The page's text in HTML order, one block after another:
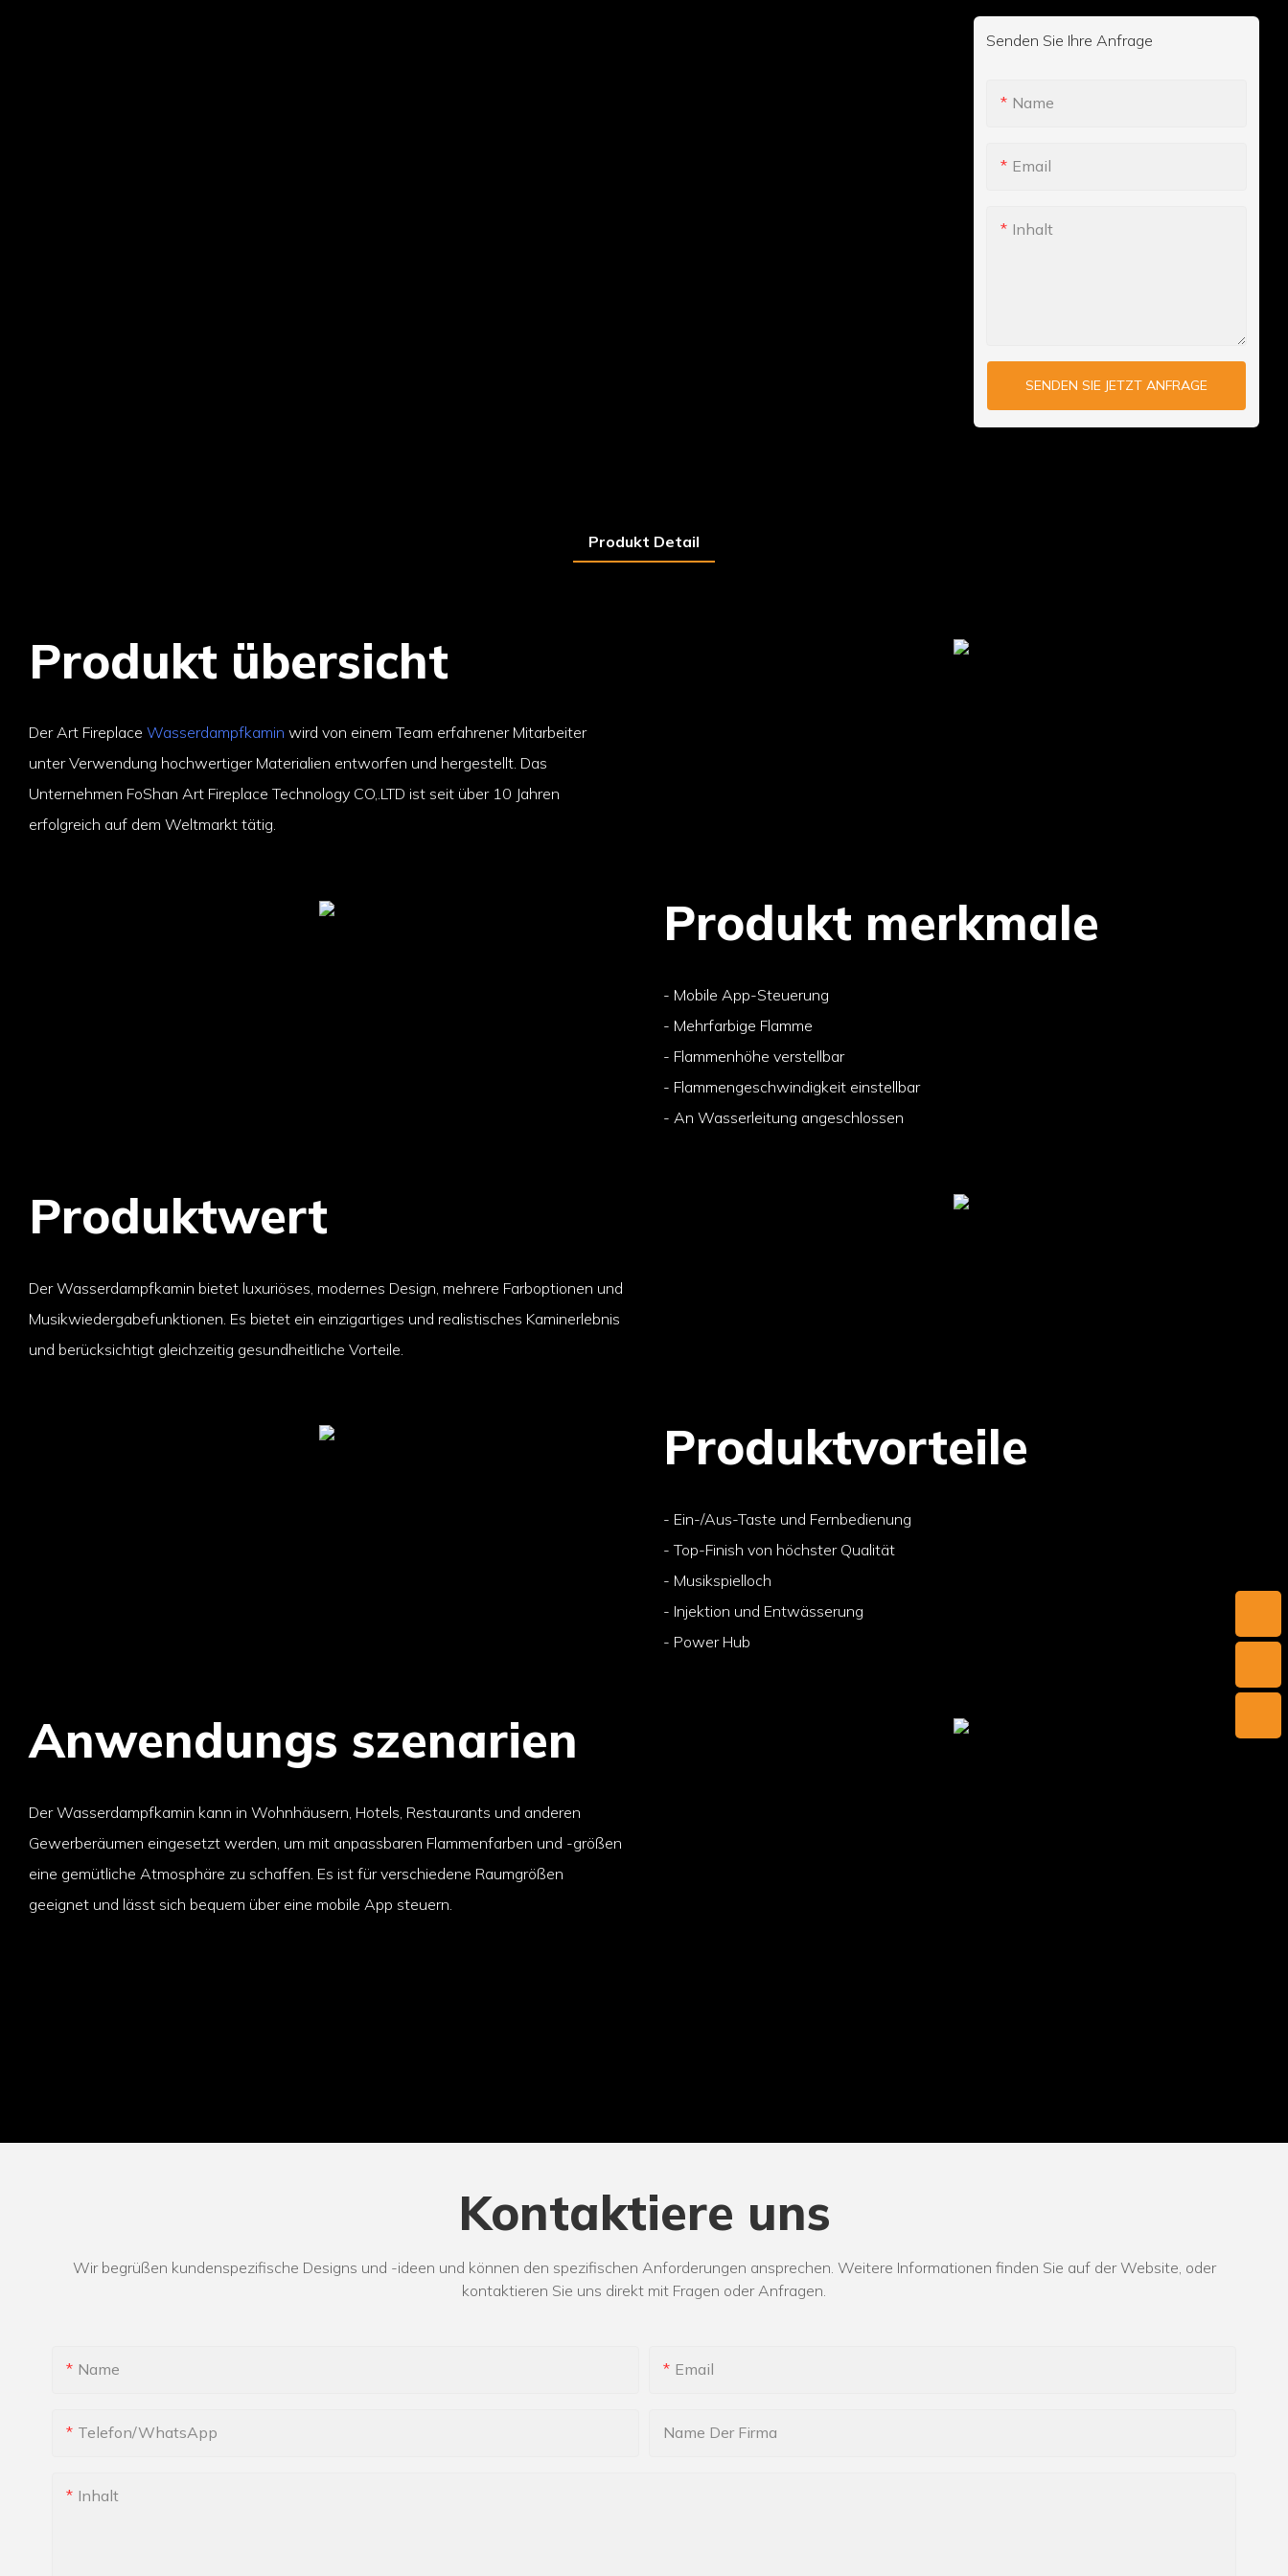
Senden Sie Ihre Anfrage
Name
Email
Inhalt
SENDEN SIE JETZT ANFRAGE
Produkt Detail
Produkt übersicht
Der Art Fireplace Wasserdampfkamin wird von einem Team erfahrener Mitarbeiter
unter Verwendung hochwertiger Materialien entworfen und hergestellt. Das
Unternehmen FoShan Art Fireplace Technology CO,.LTD ist seit über 10 Jahren
erfolgreich auf dem Weltmarkt tätig.
Produkt merkmale
- Mobile App-Steuerung
- Mehrfarbige Flamme
- Flammenhöhe verstellbar
- Flammengeschwindigkeit einstellbar
- An Wasserleitung angeschlossen
Produktwert
Der Wasserdampfkamin bietet luxuriöses, modernes Design, mehrere Farboptionen und
Musikwiedergabefunktionen. Es bietet ein einzigartiges und realistisches Kaminerlebnis
und berücksichtigt gleichzeitig gesundheitliche Vorteile.
Produktvorteile
- Ein-/Aus-Taste und Fernbedienung
- Top-Finish von höchster Qualität
- Musikspielloch
- Injektion und Entwässerung
- Power Hub
Anwendungs szenarien
Der Wasserdampfkamin kann in Wohnhäusern, Hotels, Restaurants und anderen
Gewerberäumen eingesetzt werden, um mit anpassbaren Flammenfarben und -größen
eine gemütliche Atmosphäre zu schaffen. Es ist für verschiedene Raumgrößen
geeignet und lässt sich bequem über eine mobile App steuern.
Kontaktiere uns
Wir begrüßen kundenspezifische Designs und -ideen und können den spezifischen Anforderungen ansprechen. Weitere Informationen finden Sie auf der Website, oder
kontaktieren Sie uns direkt mit Fragen oder Anfragen.
Name Email
Telefon/WhatsApp Name Der Firma
Inhalt